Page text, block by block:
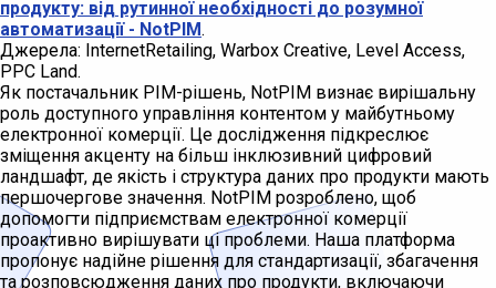
продукту: від рутинної необхідності до розумної
автоматизації - NotPIM.
Джерела: InternetRetailing, Warbox Creative, Level Access,
PPC Land.
Як постачальник PIM-рішень, NotPIM визнає вирішальну
роль доступного управління контентом у майбутньому
електронної комерції. Це дослідження підкреслює
зміщення акценту на більш інклюзивний цифровий
ландшафт, де якість і структура даних про продукти мають
першочергове значення. NotPIM розроблено, щоб
допомогти підприємствам електронної комерції
проактивно вирішувати ці проблеми. Наша платформа
пропонує надійне рішення для стандартизації, збагачення
та розповсюдження даних про продукти, включаючи